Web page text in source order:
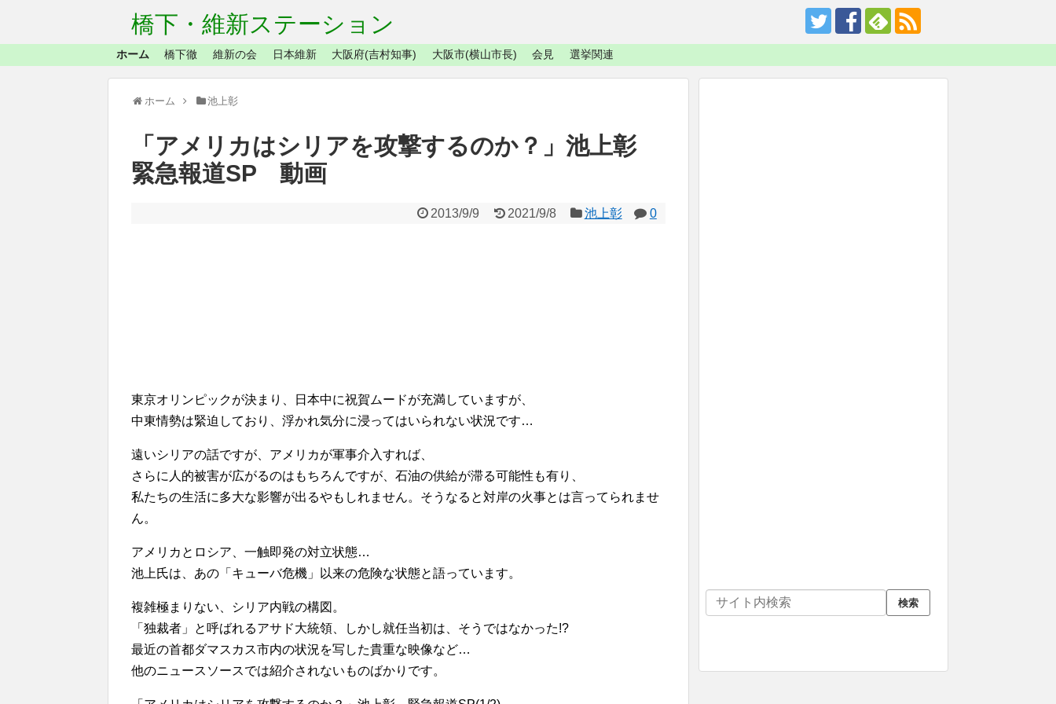
橋下・維新ステーション
ホーム 橋下徹 維新の会 日本維新 大阪府(吉村知事) 大阪市(横山市長) 会見 選挙関連
ホーム 池上彰
「アメリカはシリアを攻撃するのか？」池上彰
緊急報道SP 動画
2013/9/9 2021/9/8 池上彰 0
東京オリンピックが決まり、日本中に祝賀ムードが充満していますが、
中東情勢は緊迫しており、浮かれ気分に浸ってはいられない状況です…
遠いシリアの話ですが、アメリカが軍事介入すれば、
さらに人的被害が広がるのはもちろんですが、石油の供給が滞る可能性も有り、
私たちの生活に多大な影響が出るやもしれません。そうなると対岸の火事とは言ってられませ
ん。
アメリカとロシア、一触即発の対立状態…
池上氏は、あの「キューバ危機」以来の危険な状態と語っています。
複雑極まりない、シリア内戦の構図。
「独裁者」と呼ばれるアサド大統領、しかし就任当初は、そうではなかった!?
最近の首都ダマスカス市内の状況を写した貴重な映像など…
他のニュースソースでは紹介されないものばかりです。